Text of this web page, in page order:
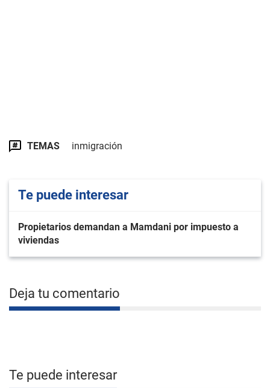
TEMAS inmigración
Te puede interesar
Propietarios demandan a Mamdani por impuesto a
viviendas
Deja tu comentario
Te puede interesar